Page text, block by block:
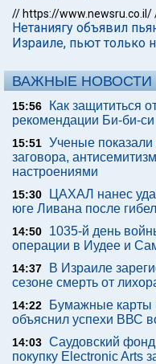
// https://www.newsru.co.il/
Нетаниягу объявил
Израиле, пьют только
ВАЖНЫЕ НОВОСТИ
15:56
Как защититься
рекомендации Би-би-си
15:51 Ученые
заговора,
настроениями
15:30
ЦАХАЛ нанес
юге Ливана после
14:50
1035-й день
операции в Иудее и
14:37
В Израиле
сезоне смерть от
14:22
Бумажные карты
объяснил успехи ВВС
14:03 Саудовский
покупку Electronic Arts